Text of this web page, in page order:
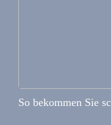
So bekommen Sie